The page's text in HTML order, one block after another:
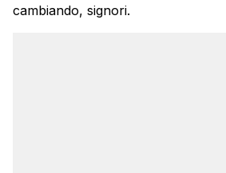
cambiando, signori.